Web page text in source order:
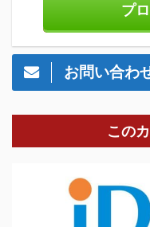
プ
お問い合わ
この